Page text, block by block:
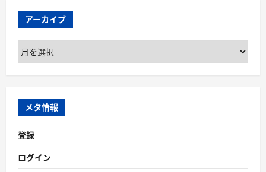
アーカイブ
ア
ー
カ
ブ
メタ情報
登録
ログイン